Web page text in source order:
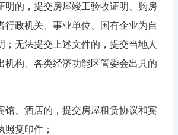
明的，提交房屋竣工验收证明、购房
行政机关、事业单位、国有企业为自
；无法提交上述文件的，提交当地人
机构、各类经济功能区管委会出具的
、酒店的，提交房屋租赁协议和宾
照复印件；